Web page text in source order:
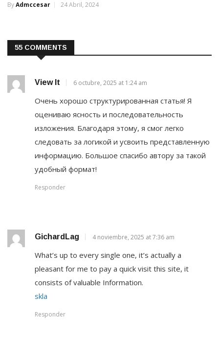
ByAdmccesar 24 Abril, 2024
55 COMMENTS
View It 6 octubre, 2025 at 1:24 am
Очень хорошо структурированная статья! Я
оцениваю ясность и последовательность
изложения. Благодаря этому, я смог легко
следовать за логикой и усвоить представленную
информацию. Большое спасибо автору за такой
удобный формат!
Responder
GichardLag 4 noviembre, 2025 at 7:36 am
What’s up to every single one, it’s actually a
pleasant for me to pay a quick visit this site, it
consists of valuable Information.
skla
Responder